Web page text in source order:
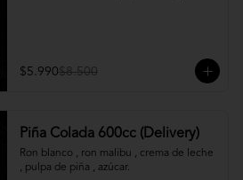
$5.990$8.500
Piña Colada 600cc (Delivery)
Ron blanco , ron malibu , crema de leche
, pulpa de piña , azúcar.